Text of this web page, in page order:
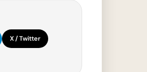
X / Twitter